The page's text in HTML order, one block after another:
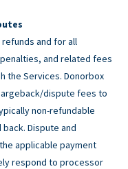
and for all
and related fees
the Services. Donorbox
dispute fees to
non-refundable
Dispute and
applicable payment
respond to processor